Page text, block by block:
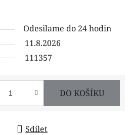
Odesilame do 24 hodin
11.8.2026
111357
DO KOŠÍKU
Sdílet